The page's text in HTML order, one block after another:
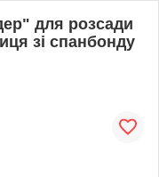
для розсади
зі спанбонду